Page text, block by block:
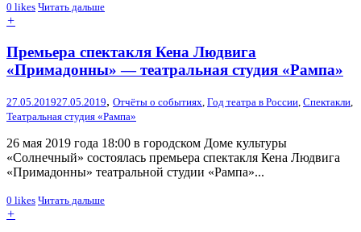
0 likes Читать дальше
+
Премьера спектакля Кена Людвига
«Примадонны» — театральная студия «Рампа»
27.05.201927.05.2019, Отчёты о событиях Год театра в России Спектакли
Театральная студия «Рампа»
26 мая 2019 года 18:00 в городском Доме культуры
«Солнечный» состоялась премьера спектакля Кена Людвига
«Примадонны» театральной студии «Рампа»...
0 likes Читать дальше
+